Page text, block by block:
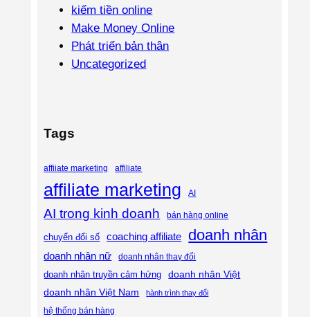
kiếm tiền online
Make Money Online
Phát triển bản thân
Uncategorized
Tags
affiiate marketing affiliate
affiliate marketing AI
AI trong kinh doanh bán hàng online
chuyển đổi số coaching affiliate doanh nhân
doanh nhân nữ doanh nhân thay đổi
doanh nhân truyền cảm hứng
doanh nhân Việt
doanh nhân Việt Nam
hành trình thay đổi
hệ thống bán hàng